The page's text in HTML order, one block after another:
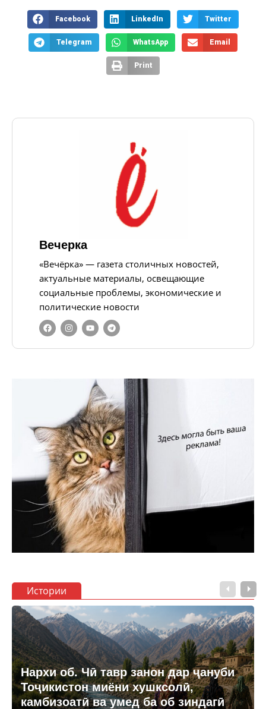
Facebook LinkedIn Twitter
Telegram WhatsApp Email
Print
Вечерка
«Вечёрка» — газета столичных новостей,
актуальные материалы, освещающие
социальные проблемы, экономические и
политические новости
Истории
Нархи об. Чӣ тавр занон дар ҷануби
Тоҷикистон миёни хушксолӣ,
камбизоатӣ ва умед ба об зиндагӣ